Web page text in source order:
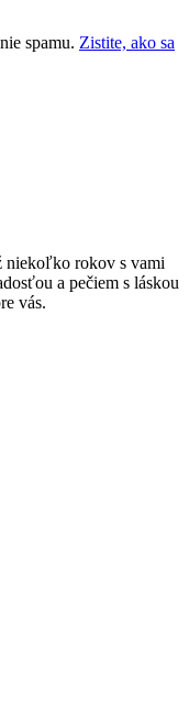
spamu. Zistite, ako sa
niekoľko rokov s vami
a pečiem s láskou
vás.